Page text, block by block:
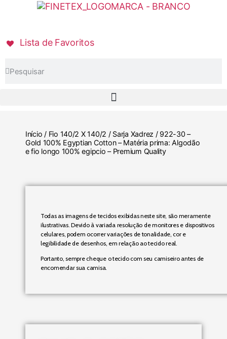
Lista de Favoritos
Início / Fio 140/2 X 140/2 / Sarja Xadrez / 922-30 –
Gold 100% Egyptian Cotton – Matéria prima: Algodão
e fio longo 100% egipcio – Premium Quality
Todas as imagens de tecidos exibidas neste site, são meramente
ilustrativas. Devido à variada resolução de monitores e dispositivos
celulares, podem ocorrer variações de tonalidade, cor e
legibilidade de desenhos, em relação ao tecido real.
Portanto, sempre cheque o tecido com seu camiseiro antes de
encomendar sua camisa.